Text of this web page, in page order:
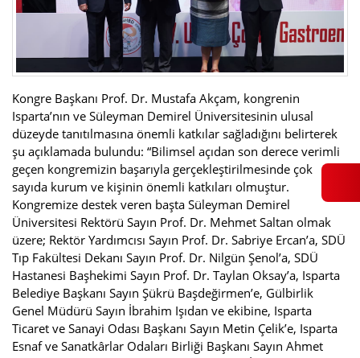
Kongre Başkanı Prof. Dr. Mustafa Akçam, kongrenin
Isparta’nın ve Süleyman Demirel Üniversitesinin ulusal
düzeyde tanıtılmasına önemli katkılar sağladığını belirterek
şu açıklamada bulundu: “Bilimsel açıdan son derece verimli
geçen kongremizin başarıyla gerçekleştirilmesinde çok
sayıda kurum ve kişinin önemli katkıları olmuştur.
Kongremize destek veren başta Süleyman Demirel
Üniversitesi Rektörü Sayın Prof. Dr. Mehmet Saltan olmak
üzere; Rektör Yardımcısı Sayın Prof. Dr. Sabriye Ercan’a, SDÜ
Tıp Fakültesi Dekanı Sayın Prof. Dr. Nilgün Şenol’a, SDÜ
Hastanesi Başhekimi Sayın Prof. Dr. Taylan Oksay’a, Isparta
Belediye Başkanı Sayın Şükrü Başdeğirmen’e, Gülbirlik
Genel Müdürü Sayın İbrahim Işıdan ve ekibine, Isparta
Ticaret ve Sanayi Odası Başkanı Sayın Metin Çelik’e, Isparta
Esnaf ve Sanatkârlar Odaları Birliği Başkanı Sayın Ahmet